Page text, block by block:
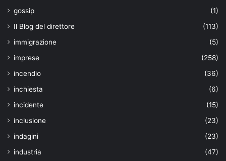
gossip
(1)
Il Blog del direttore
(113)
immigrazione
(5)
imprese
(258)
incendio
(36)
inchiesta
(6)
incidente
(15)
inclusione
(23)
indagini
(23)
industria
(47)